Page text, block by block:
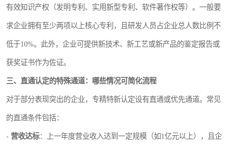
有效知识产权（发明专利、实用新型专利、软件著作权等）。一般要
求企业拥有至少两项以上核心专利，且研发人员占企业总人数比例不
低于10%。此外，企业可提供新技术、新工艺或新产品的鉴定报告或
获奖证书作为佐证。
三、直通认定的特殊通道：哪些情况可简化流程
对于部分表现突出的企业，专精特新认定设有直通或优先通道。常见
的直通条件包括：
- 营收达标：上一年度营业收入达到一定规模（如1亿元以上），且企